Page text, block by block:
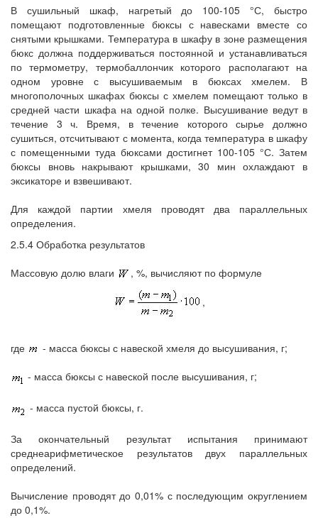
В сушильный шкаф, нагретый до 100-105 °С, быстро
помещают подготовленные бюксы с навесками вместе со
снятыми крышками. Температура в шкафу в зоне размещения
бюкс должна поддерживаться постоянной и устанавливаться
по термометру, термобаллончик которого располагают на
одном уровне с высушиваемым в бюксах хмелем. В
многополочных шкафах бюксы с хмелем помещают только в
средней части шкафа на одной полке. Высушивание ведут в
течение 3 ч. Время, в течение которого сырье должно
сушиться, отсчитывают с момента, когда температура в шкафу
с помещенными туда бюксами достигнет 100-105 °С. Затем
бюксы вновь накрывают крышками, 30 мин охлаждают в
эксикаторе и взвешивают.
Для каждой партии хмеля проводят два параллельных
определения.
2.5.4 Обработка результатов
Массовую долю влаги
, %, вычисляют по формуле
,
где
- масса бюксы с навеской хмеля до высушивания, г;
- масса бюксы с навеской после высушивания, г;
- масса пустой бюксы, г.
За окончательный результат испытания принимают
среднеарифметическое результатов двух параллельных
определений.
Вычисление проводят до 0,01% с последующим округлением
до 0,1%.